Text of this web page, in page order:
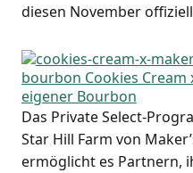
die­sen Novem­ber
Das Pri­va­te Sel­ect-
Star Hill Farm von
ermög­licht es Part­nern,